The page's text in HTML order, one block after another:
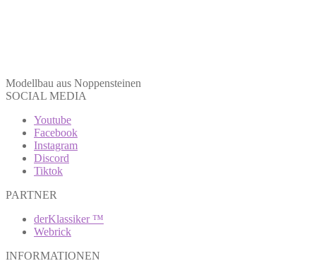
Modellbau aus Noppensteinen
SOCIAL MEDIA
Youtube
Facebook
Instagram
Discord
Tiktok
PARTNER
derKlassiker ™
Webrick
INFORMATIONEN